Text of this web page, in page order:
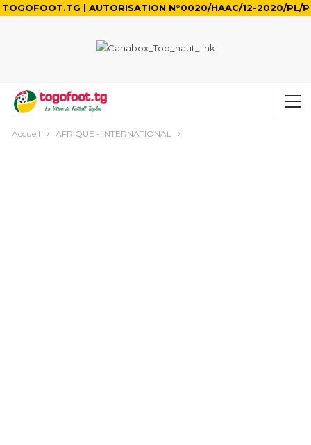
TOGOFOOT.TG | AUTORISATION N°0020/HAAC/12-2020/PL/P
Accueil AFRIQUE - INTERNATIONAL